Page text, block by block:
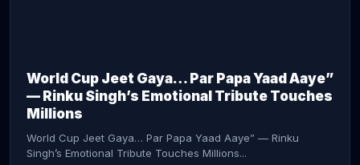
World Cup Jeet Gaya… Par Papa Yaad Aaye”
— Rinku Singh’s Emotional Tribute Touches
Millions
World Cup Jeet Gaya… Par Papa Yaad Aaye” — Rinku
Singh’s Emotional Tribute Touches Millions...